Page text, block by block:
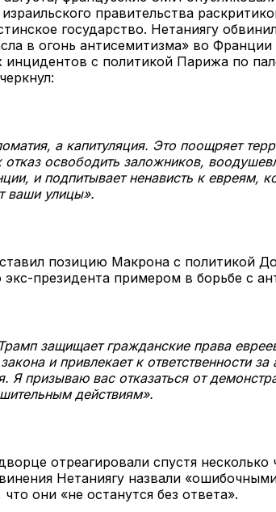
правительства
государство. Нетаниягу
в огонь антисемитизма» во
инцидентов с политикой Парижа по
а капитуляция. Это поощряет
отказ освободить заложников,
и подпитывает ненависть к евреям,
ваши улицы».
позицию Макрона с политикой
экс-президента примером в борьбе с
защищает гражданские права
и привлекает к ответственности за
Я призываю вас отказаться от
действиям».
отреагировали спустя
Нетаниягу назвали
они «не останутся без ответа».